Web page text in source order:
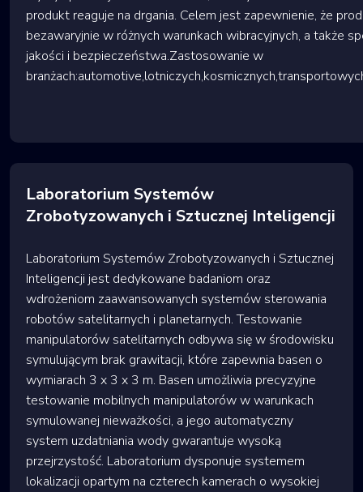
produkt reaguje na drgania. Celem jest zapewnienie, że
bezawaryjnie w różnych warunkach wibracyjnych, a także
jakości i bezpieczeństwa.Zastosowanie w
Laboratorium Systemów
Zrobotyzowanych i Sztucznej Inteligencji
Laboratorium Systemów Zrobotyzowanych i Sztucznej
Inteligencji jest dedykowane badaniom oraz
wdrożeniom zaawansowanych systemów sterowania
robotów satelitarnych i planetarnych. Testowanie
manipulatorów satelitarnych odbywa się w środowisku
symulującym brak grawitacji, które zapewnia basen o
wymiarach 3 x 3 x 3 m. Basen umożliwia precyzyjne
testowanie mobilnych manipulatorów w warunkach
symulowanej nieważkości, a jego automatyczny
system uzdatniania wody gwarantuje wysoką
przejrzystość. Laboratorium dysponuje systemem
lokalizacji opartym na czterech kamerach o wysokiej